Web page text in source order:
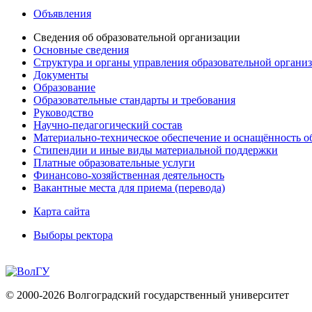
Объявления
Сведения об образовательной организации
Основные сведения
Структура и органы управления образовательной
Документы
Образование
Образовательные стандарты и требования
Руководство
Научно-педагогический состав
Материально-техническое обеспечение и оснащённость
Стипендии и иные виды материальной поддержки
Платные образовательные услуги
Финансово-хозяйственная деятельность
Вакантные места для приема (перевода)
Карта сайта
Выборы ректора
© 2000-2026 Волгоградский государственный университет